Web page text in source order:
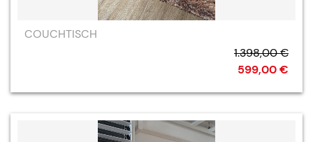
COUCHTISCH
1.398,00 €
599,00 €